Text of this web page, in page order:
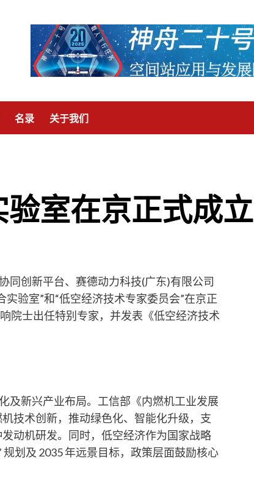
名录 关于我们
室在京正式成立
同创新平台、赛德动力科技(广东)有限公司
验室”和“低空经济技术专家委员会”在京正
院士出任特别专家，并发表《低空经济技术
及新兴产业布局。工信部《内燃机工业发展
技术创新，推动绿色化、智能化升级，支
动机研发。同时，低空经济作为国家战略
规划及 2035 年远景目标，政策层面鼓励核心